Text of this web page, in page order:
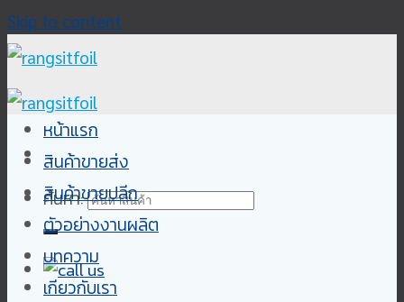
Skip to content
ค้นหา:
หน้าแรก
สินค้าขายส่ง
สินค้าขายปลีก
ตัวอย่างงานผลิต
บทความ
เกียวกับเรา